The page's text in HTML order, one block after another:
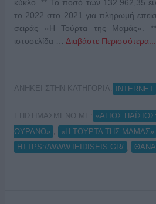
κύκλο. ** Το ποσό των 132.962,35
το 2022 στο 2021 για πληρωμή
σειράς «Η Τούρτα της Μαμάς».
ιστοσελίδα … Διαβάστε Περισσότερα...
ΑΝΗΚΕΙ ΣΤΗΝ ΚΑΤΗΓΟΡΙΑ: INTERNET
ΕΠΙΣΗΜΑΣΜΕΝΟ ΜΕ:
«ΑΓΙΟΣ
ΟΥΡΑΝΟ»
«Η ΤΟΥΡΤΑ ΤΗΣ ΜΑΜΑΣ»
HTTPS://WWW.IEIDISEIS.GR/